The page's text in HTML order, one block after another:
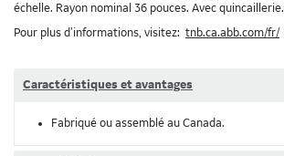
échelle. Rayon nominal 36 pouces. Avec quincaillerie.
Pour plus d’informations, visitez: tnb.ca.abb.com/fr/
Caractéristiques et avantages
Fabriqué ou assemblé au Canada.